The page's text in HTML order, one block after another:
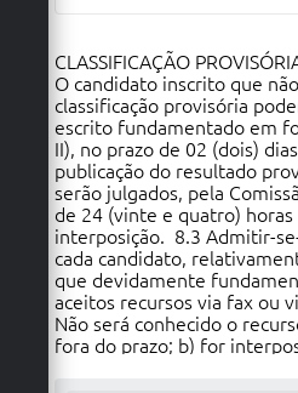
CLASSIFICAÇÃO
O candidato inscrito que
classificação provisória
escrito fundamentado em
II), no prazo de 02 (dois)
publicação do resultado
serão julgados, pela
de 24 (vinte e quatro) horas
interposição. 8.3 Admitir-
cada candidato,
que devidamente
aceitos recursos via fax ou
Não será conhecido o
fora do prazo; b) for